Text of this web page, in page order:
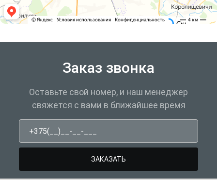
Заказ звонка
Оставьте свой номер, и наш менеджер
свяжется с вами в ближайшее время
Телефон
ЗАКАЗАТЬ